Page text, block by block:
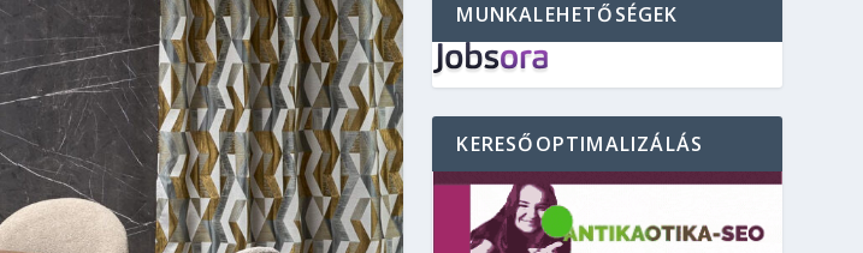
MUNKALEHETŐSÉGEK
KERESŐOPTIMALIZÁLÁS